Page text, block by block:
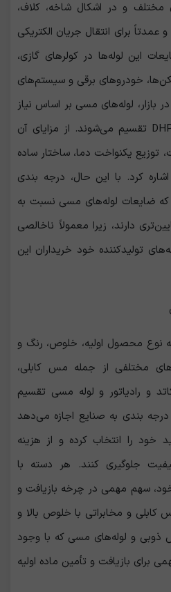
و در اشکال شاخه، کلاف،
برای انتقال جریان الکتریکی
این لوله‌ها در کولرهای گازی،
خودروهای برقی و سیستم‌های
لوله‌های مسی بر اساس نیاز
به سه دسته TPC، DLP و DHP تقسیم می‌شوند. از مزایای آن
توزیع یکنواخت دما، ساختار ساده
کرد. با این حال، درجه ‌بندی
ضایعات لوله‌های مسی نسبت به
دارند، زیرا معمولاً ناخالصی
تولیدکننده خود خریداران این
نوع محصول اولیه، خلوص، رنگ و
مختلفی از جمله مس کابلی،
و رادیاتور و لوله مسی تقسیم
‌بندی به صنایع اجازه می‌دهد
خود را انتخاب کرده و از هزینه
جلوگیری کنند. هر دسته با
سهم مهمی در چرخه بازیافت و
و مخابراتی با خلوص بالا و
ذوبی و لوله‌های مسی که با وجود
برای بازیافت و تأمین ماده اولیه